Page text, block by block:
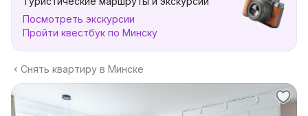
Посмотреть экскурсии
Пройти квестбук по Минску
Снять квартиру в Минске